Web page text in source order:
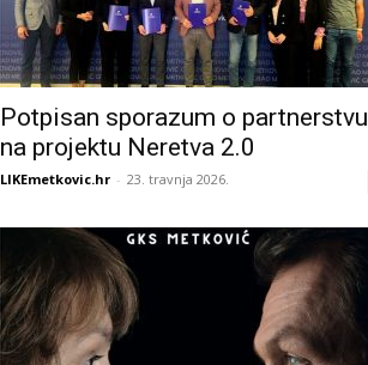
Potpisan sporazum o partnerstvu
na projektu Neretva 2.0
LIKEmetkovic.hr - 23. travnja 2026.